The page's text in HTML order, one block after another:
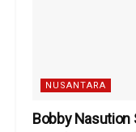
NUSANTARA
Bobby Nasution